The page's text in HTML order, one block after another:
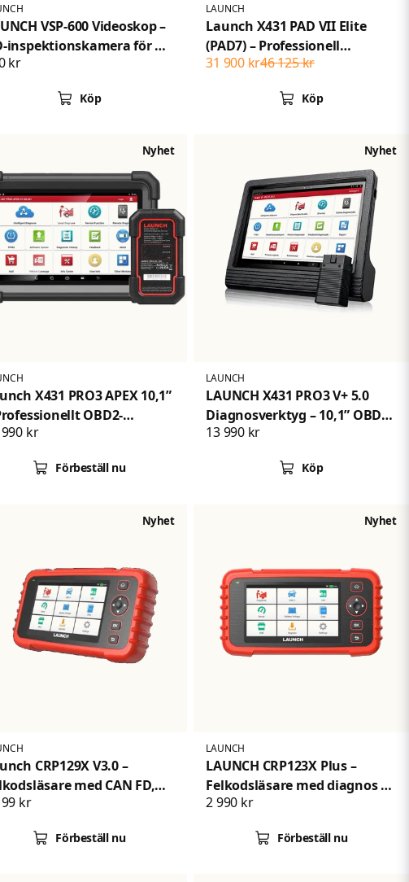
VSP-600 Videoskop –
inspektionskamera för X-
diagnosverktyg
kr
Köp
LAUNCH
Launch X431 PAD VII Elite
(PAD7) – Professionell
tvåvägsdiagnos med J2534-
topologikarta | 2 års licens
46 125 kr
31 900 kr
Köp
X431 PRO3 APEX 10,1”
OBD2-
med ECU-
37+
kr
Förbeställ nu
Nyhet
LAUNCH
LAUNCH X431 PRO3 V+ 5.0
Diagnosverktyg – 10,1” OBD2
Scanner med Topologi, ECU-
Servicefunktioner
13 990 kr
Köp
Nyhet
CRP129X V3.0 –
med CAN FD,
och 12 servicefunktioner
kr
Förbeställ nu
Nyhet
LAUNCH
LAUNCH CRP123X Plus –
Felkodsläsare med diagnos av
bilens samtliga system
2 990 kr
Förbeställ nu
Nyhet